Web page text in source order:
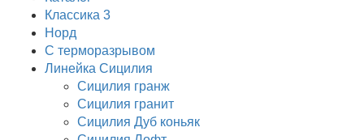
Классика 3
Норд
С терморазрывом
Линейка Сицилия
Сицилия гранж
Сицилия гранит
Сицилия Дуб коньяк